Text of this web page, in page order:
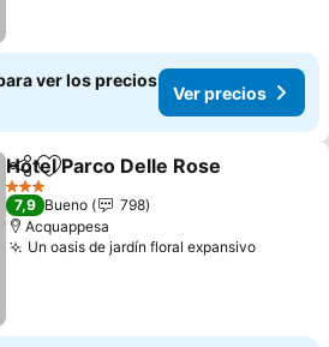
ver los precios
Ver precios
CompartirAñadir a favoritos
Hotel Parco Delle Rose
3 Estrellas
7,9 Bueno
798
Acquappesa
Un oasis de jardín floral expansivo